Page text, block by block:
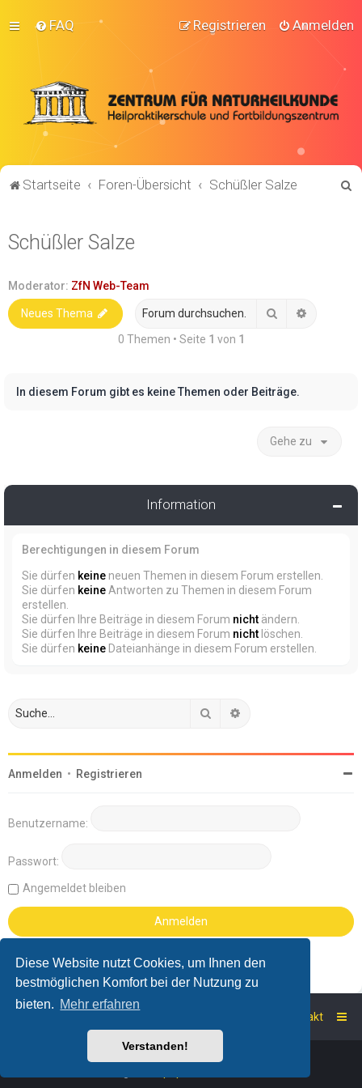
Diese Website nutzt Cookies, um Ihnen den
bestmöglichen Komfort bei der Nutzung zu
bieten. Mehr erfahren
Verstanden!
FAQ Anmelden
Registrieren
Startseite Foren-Übersicht Schüßler Salze
Schüßler Salze
Moderator: ZfN Web-Team
Neues Thema Suche
0 Themen • Seite 1 von 1
In diesem Forum gibt es keine Themen oder Beiträge.
Gehe zu
Information
Berechtigungen in diesem Forum
Sie dürfen keine neuen Themen in diesem Forum erstellen.
Sie dürfen keine Antworten zu Themen in diesem Forum
erstellen.
Sie dürfen Ihre Beiträge in diesem Forum nicht ändern.
Sie dürfen Ihre Beiträge in diesem Forum nicht löschen.
Sie dürfen keine Dateianhänge in diesem Forum erstellen.
Suche
Anmelden • Registrieren
Benutzername:
Passwort:
Angemeldet bleiben
Kontakt
phpBB